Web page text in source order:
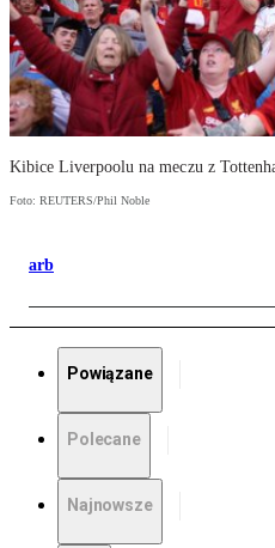
Kibice Liverpoolu na meczu z
Foto: REUTERS/Phil Noble
arb
Powiązane
Polecane
Najnowsze